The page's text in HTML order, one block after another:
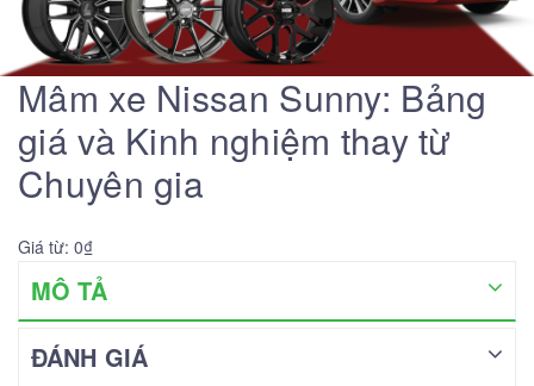
Mâm xe Nissan Sunny: Bảng
giá và Kinh nghiệm thay từ
Chuyên gia
Giá từ: 0₫
MÔ TẢ
ĐÁNH GIÁ